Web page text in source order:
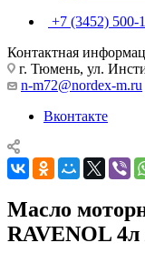
+7 (3452) 500-
Контактная
г. Тюмень, ул.
n-m72@nordex-m.ru
Вконтакте
Масло
RAVENOL